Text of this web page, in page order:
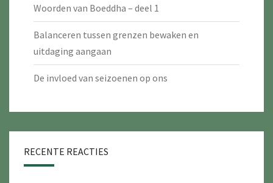
Woorden van Boeddha – deel 1
Balanceren tussen grenzen bewaken en
uitdaging aangaan
De invloed van seizoenen op ons
RECENTE REACTIES